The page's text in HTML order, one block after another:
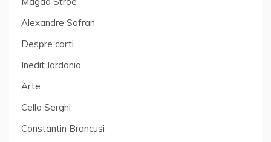
Alexandre Safran
Despre carti
Inedit Iordania
Arte
Cella Serghi
Constantin Brancusi